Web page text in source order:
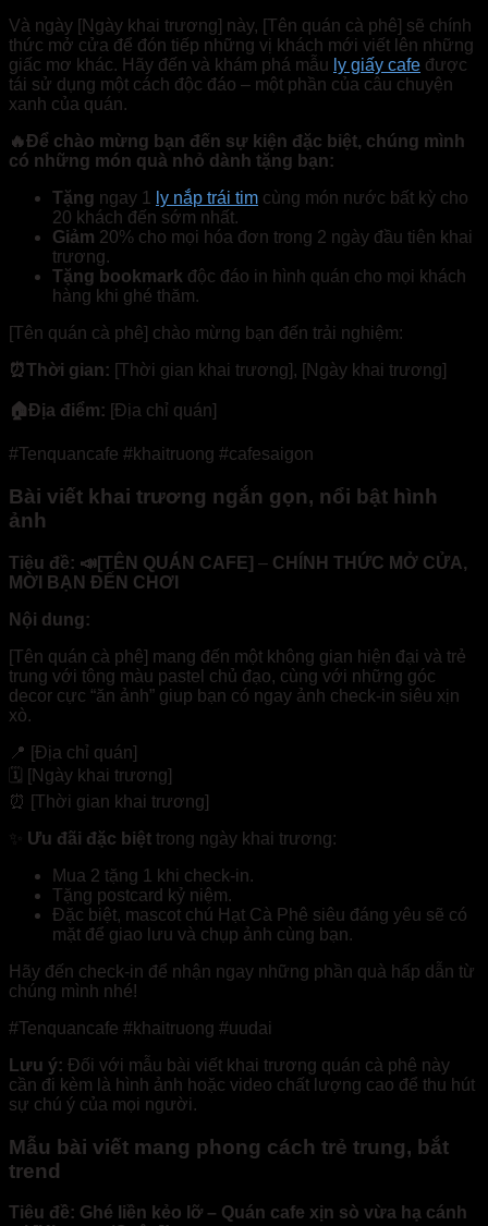
Và ngày [Ngày khai trương] này, [Tên quán cà phê] sẽ chính
thức mở cửa để đón tiếp những vị khách mới viết lên những
giấc mơ khác. Hãy đến và khám phá mẫu ly giấy cafe được
tái sử dụng một cách độc đáo – một phần của câu chuyện
xanh của quán.
🔥Để chào mừng bạn đến sự kiện đặc biệt, chúng mình
có những món quà nhỏ dành tặng bạn:
Tặng ngay 1 ly nắp trái tim cùng món nước bất kỳ cho
20 khách đến sớm nhất.
Giảm 20% cho mọi hóa đơn trong 2 ngày đầu tiên khai
trương.
Tặng bookmark độc đáo in hình quán cho mọi khách
hàng khi ghé thăm.
[Tên quán cà phê] chào mừng bạn đến trải nghiệm:
⏰Thời gian: [Thời gian khai trương], [Ngày khai trương]
🏠Địa điểm: [Địa chỉ quán]
#Tenquancafe #khaitruong #cafesaigon
Bài viết khai trương ngắn gọn, nổi bật hình
ảnh
Tiêu đề: 📣[TÊN QUÁN CAFE] – CHÍNH THỨC MỞ CỬA,
MỜI BẠN ĐẾN CHƠI
Nội dung:
[Tên quán cà phê] mang đến một không gian hiện đại và trẻ
trung với tông màu pastel chủ đạo, cùng với những góc
decor cực “ăn ảnh” giup bạn có ngay ảnh check-in siêu xịn
xò.
📍 [Địa chỉ quán]
🗓️ [Ngày khai trương]
⏰ [Thời gian khai trương]
Ưu đãi đặc biệt trong ngày khai trương:
Mua 2 tặng 1 khi check-in.
Tặng postcard kỷ niệm.
Đặc biệt, mascot chú Hạt Cà Phê siêu đáng yêu sẽ có
mặt để giao lưu và chụp ảnh cùng bạn.
Hãy đến check-in để nhận ngay những phần quà hấp dẫn từ
chúng mình nhé!
#Tenquancafe #khaitruong #uudai
Lưu ý: Đối với mẫu bài viết khai trương quán cà phê này
cần đi kèm là hình ảnh hoặc video chất lượng cao để thu hút
sự chú ý của mọi người.
Mẫu bài viết mang phong cách trẻ trung, bắt
trend
Tiêu đề: Ghé liền kẻo lỡ – Quán cafe xịn sò vừa hạ cánh